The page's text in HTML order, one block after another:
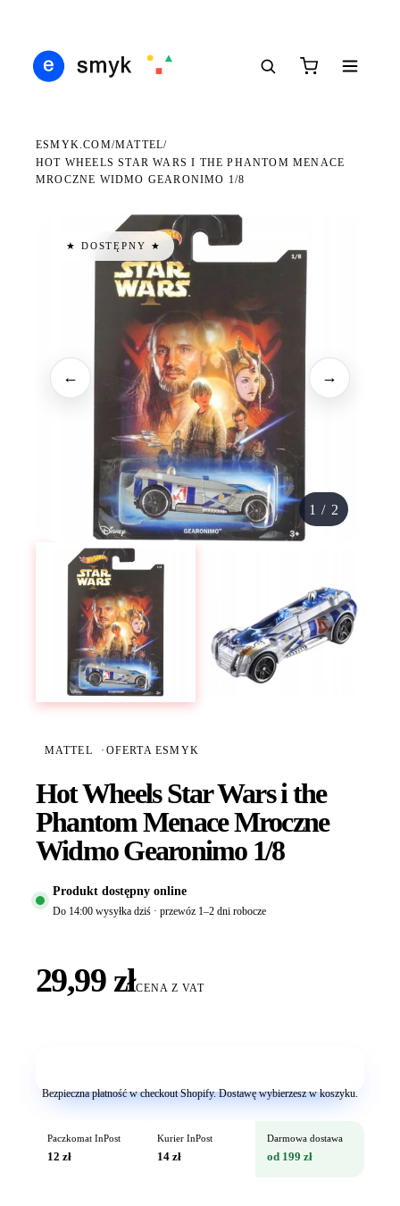
ESMYK.COM/MATTEL/
HOT WHEELS STAR WARS I THE PHANTOM MENACE
MROCZNE WIDMO GEARONIMO 1/8
★ DOSTĘPNY ★
← →
1 / 2
MATTEL · OFERTA ESMYK
Hot Wheels Star Wars i the
Phantom Menace Mroczne
Widmo Gearonimo 1/8
Produkt dostępny online
Do 14:00 wysyłka dziś · przewóz 1–2 dni robocze
29,99 złCENA Z VAT
Bezpieczna płatność w checkout Shopify. Dostawę wybierzesz w koszyku.
Paczkomat InPost
12 zł
Kurier InPost
14 zł
Darmowa dostawa
od 199 zł